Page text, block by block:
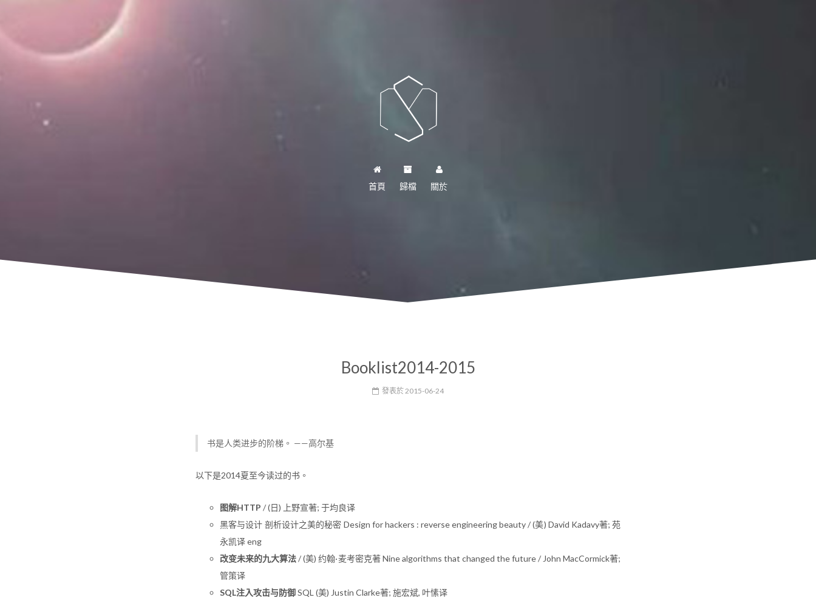
首頁 歸檔 關於
Booklist2014-2015
發表於2015-06-24
书是人类进步的阶梯。 ——高尔基
以下是2014夏至今读过的书。
图解HTTP / (日) 上野宣著; 于均良译
黑客与设计 剖析设计之美的秘密 Design for hackers : reverse engineering beauty / (美) David Kadavy著; 苑
永凯译 eng
改变未来的九大算法/ (美) 约翰·麦考密克著 Nine algorithms that changed the future / John MacCormick著;
管策译
SQL注入攻击与防御SQL (美) Justin Clarke著; 施宏斌, 叶愫译